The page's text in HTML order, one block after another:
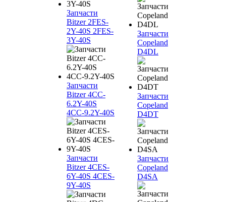
Запчасти
Bitzer 2FES-
2Y-40S 2FES-
3Y-40S
Запчасти
Bitzer 4CC-
6.2Y-40S
4CC-9.2Y-40S
Запчасти
Bitzer 4CES-
6Y-40S 4CES-
9Y-40S
Запчасти
Copeland
D4DL
Запчасти
Copeland
D4DT
Запчасти
Copeland
D4SA